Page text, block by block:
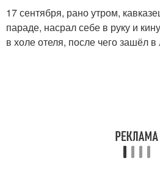
17 сентября, рано утром,
параде, насрал себе в руку и
в холе отеля, после чего зашёл